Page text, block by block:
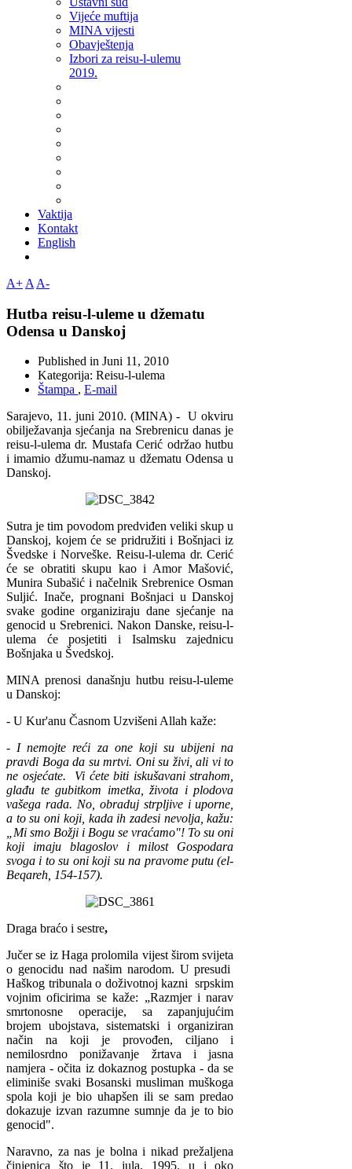
Vijeće muftija
MINA vijesti
Obavještenja
Izbori za reisu-l-ulemu
2019.
Vaktija
Kontakt
English
A+ A A-
Hutba reisu-l-uleme u džematu
Odensa u Danskoj
Published in Juni 11, 2010
Kategorija: Reisu-l-ulema
Štampa , E-mail
Sarajevo, 11. juni 2010. (MINA) - U okviru
obilježavanja sjećanja na Srebrenicu danas je
reisu-l-ulema dr. Mustafa Cerić održao hutbu
i imamio džumu-namaz u džematu Odensa u
Danskoj.
Sutra je tim povodom predviđen veliki skup u
Danskoj, kojem će se pridružiti i Bošnjaci iz
Švedske i Norveške. Reisu-l-ulema dr. Cerić
će se obratiti skupu kao i Amor Mašović,
Munira Subašić i načelnik Srebrenice Osman
Suljić. Inače, prognani Bošnjaci u Danskoj
svake godine organiziraju dane sjećanje na
genocid u Srebrenici. Nakon Danske, reisu-l-
ulema će posjetiti i Isalmsku zajednicu
Bošnjaka u Švedskoj.
MINA prenosi današnju hutbu reisu-l-uleme
u Danskoj:
- U Kur'anu Časnom Uzvišeni Allah kaže:
- I nemojte reći za one koji su ubijeni na
pravdi Boga da su mrtvi. Oni su živi, ali vi to
ne osjećate. Vi ćete biti iskušavani strahom,
glađu te gubitkom imetka, života i plodova
vašega rada. No, obraduj strpljive i uporne,
a to su oni koji, kada ih zadesi nevolja, kažu:
„Mi smo Božji i Bogu se vraćamo"! To su oni
koji imaju blagoslov i milost Gospodara
svoga i to su oni koji su na pravome putu (el-
Beqareh, 154-157).
Draga braćo i sestre,
Jučer se iz Haga prolomila vijest širom svijeta
o genocidu nad našim narodom. U presudi
Haškog tribunala o doživotnoj kazni srpskim
vojnim oficirima se kaže: „Razmjer i narav
smrtonosne operacije, sa zapanjujućim
brojem ubojstava, sistematski i organiziran
način na koji je provođen, ciljano i
nemilosrdno ponižavanje žrtava i jasna
namjera - očita iz dokaznog postupka - da se
eliminiše svaki Bosanski musliman muškoga
spola koji je bio uhapšen ili se sam predao
dokazuje izvan razumne sumnje da je to bio
genocid".
Naravno, za nas je bolna i nikad prežaljena
činjenica što je 11. jula, 1995. u i oko